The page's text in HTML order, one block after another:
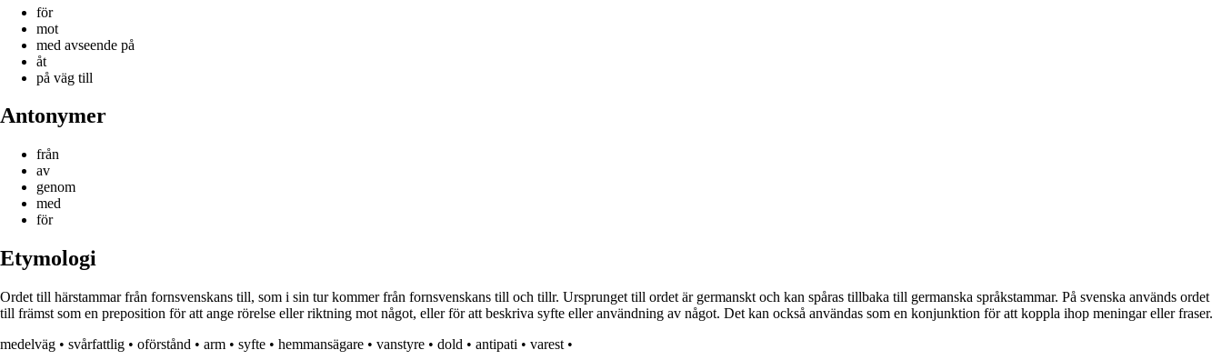
för
mot
med avseende på
åt
på väg till
Antonymer
från
av
genom
med
för
Etymologi
Ordet till härstammar från fornsvenskans till, som i sin tur kommer från fornsvenskans till och tillr. Ursprunget till ordet är germanskt och kan spåras tillbaka till germanska språkstammar. På svenska används ordet
till främst som en preposition för att ange rörelse eller riktning mot något, eller för att beskriva syfte eller användning av något. Det kan också användas som en konjunktion för att koppla ihop meningar eller fraser.
medelväg • svårfattlig • oförstånd • arm • syfte • hemmansägare • vanstyre • dold • antipati • varest •